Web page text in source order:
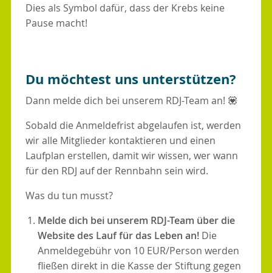
Dies als Symbol dafür, dass der Krebs keine
Pause macht!
Du möchtest uns unterstützen?
Dann melde dich bei unserem RDJ-Team an! 💟
Sobald die Anmeldefrist abgelaufen ist, werden
wir alle Mitglieder kontaktieren und einen
Laufplan erstellen, damit wir wissen, wer wann
für den RDJ auf der Rennbahn sein wird.
Was du tun musst?
Melde dich bei unserem RDJ-Team über die
Website des Lauf für das Leben an!Die
Anmeldegebühr von 10 EUR/Person werden
fließen direkt in die Kasse der Stiftung gegen